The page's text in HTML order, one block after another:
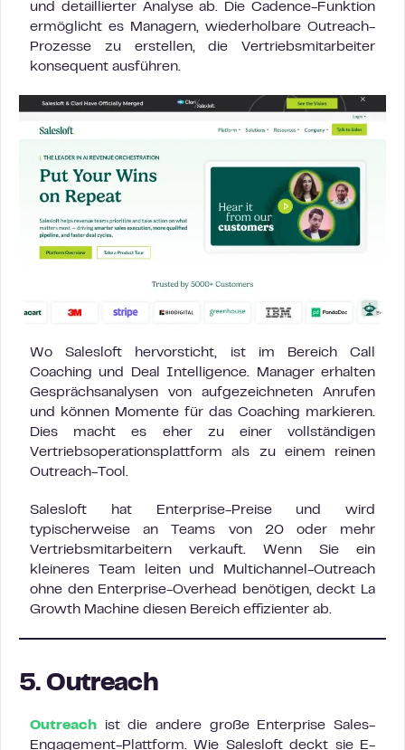
und detaillierter Analyse ab. Die Cadence-Funktion
ermöglicht es Managern, wiederholbare Outreach-
Prozesse zu erstellen, die Vertriebsmitarbeiter
konsequent ausführen.
Wo Salesloft hervorsticht, ist im Bereich Call
Coaching und Deal Intelligence. Manager erhalten
Gesprächsanalysen von aufgezeichneten Anrufen
und können Momente für das Coaching markieren.
Dies macht es eher zu einer vollständigen
Vertriebsoperationsplattform als zu einem reinen
Outreach-Tool.
Salesloft hat Enterprise-Preise und wird
typischerweise an Teams von 20 oder mehr
Vertriebsmitarbeitern verkauft. Wenn Sie ein
kleineres Team leiten und Multichannel-Outreach
ohne den Enterprise-Overhead benötigen, deckt La
Growth Machine diesen Bereich effizienter ab.
5. Outreach
Outreach ist die andere große Enterprise Sales-
Engagement-Plattform. Wie Salesloft deckt sie E-